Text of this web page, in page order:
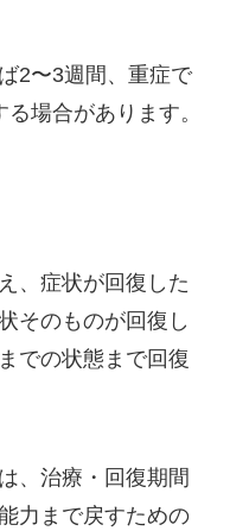
2〜3週間、重症で
場合があります。
、症状が回復した
そのものが回復し
での状態まで回復
、治療・回復期間
力まで戻すための